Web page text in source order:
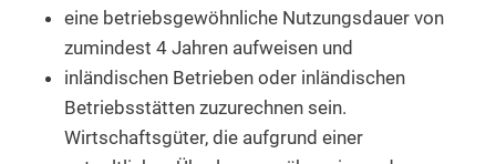
eine betriebsgewöhnliche Nutzungsdauer von
zumindest 4 Jahren aufweisen und
inländischen Betrieben oder inländischen
Betriebsstätten zuzurechnen sein.
Wirtschaftsgüter, die aufgrund einer